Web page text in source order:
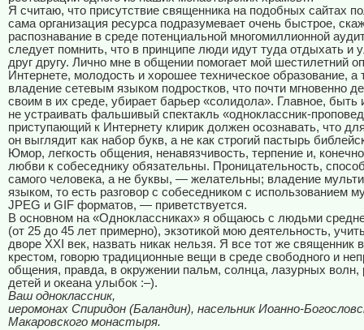
Я считаю, что присутствие священника на подобных сайтах
сама организация ресурса подразумевает очень быстрое,
распознавание в среде потенциальной многомиллионной
следует помнить, что в принципе люди идут туда отдыхать и
друг другу. Лично мне в общении помогает мой шестилетний
Интернете, молодость и хорошее техническое образование, а
владение сетевым языком подростков, что почти мгновенно
своим в их среде, убирает барьер «солидола». Главное, быть
не устраивать фальшивый спектакль «одноклассник-
приступающий к Интернету клирик должен осознавать, что
он выглядит как набор букв, а не как строгий пастырь
Юмор, легкость общения, ненавязчивость, терпение и,
любви к собеседнику обязательны. Проницательность,
самого человека, а не буквы, — желательны; владение
языком, то есть разговор с собеседником с использованием
JPEG и GIF форматов, — приветствуется.
В основном на «Одноклассниках» я общаюсь с людьми
(от 25 до 45 лет примерно), экзотикой мою деятельность,
дворе XXI век, назвать никак нельзя. Я все тот же священник
крестом, говорю традиционные вещи в среде свободного и
общения, правда, в окружении пальм, солнца, лазурных волн,
детей и океана улыбок :–).
Ваш одноклассник,
иеромонах Спиридон (Баландин), насельник Иоанно-
Макаровского монастыря.